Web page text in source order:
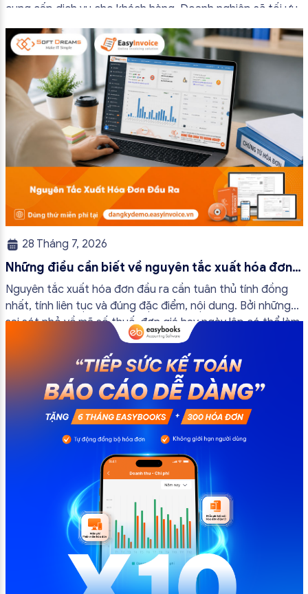
cung cấp dịch vụ cho khách hàng. Doanh nghiệp sẽ tối ưu
quy trình vận hành và tránh được những án phạt hành
chính không đáng có nếu nắm rõ […]
28 Tháng 7, 2026
Những điều cần biết về nguyên tắc xuất hóa đơn
đầu ra
Nguyên tắc xuất hóa đơn đầu ra cần tuân thủ tính đồng
nhất, tính liên tục và đúng đặc điểm, nội dung. Bởi những
sai sót nhỏ về mã số thuế, đơn giá hay ngày lập có thể làm
ảnh hưởng đến quá trình quyết toán thuế của bạn. Kế
toán có thể tham khảo […]